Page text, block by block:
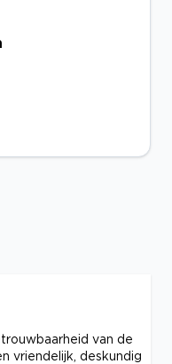
van de
vriendelijk, deskundig